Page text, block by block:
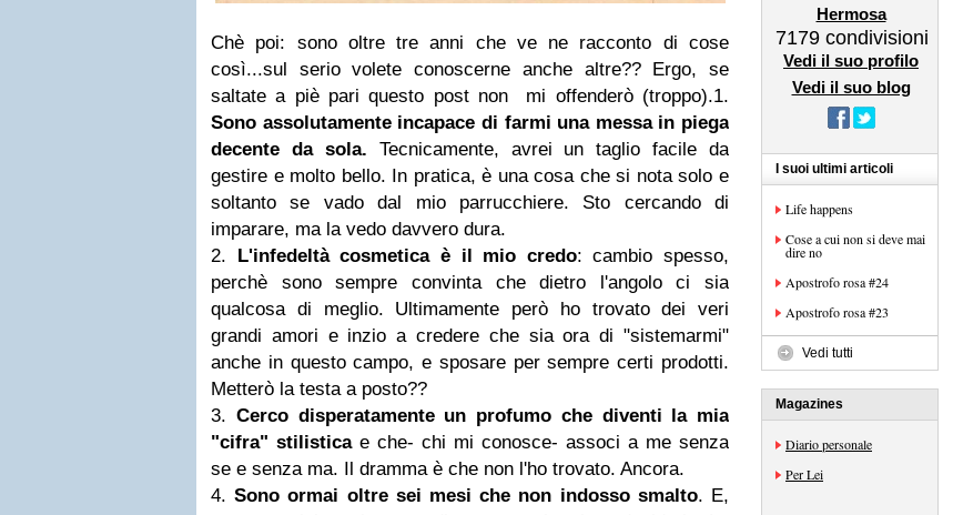
Chè poi: sono oltre tre anni che ve ne racconto di cose
così...sul serio volete conoscerne anche altre?? Ergo, se
saltate a piè pari questo post non mi offenderò (troppo).1.
Sono assolutamente incapace di farmi una messa in piega
decente da sola. Tecnicamente, avrei un taglio facile da
gestire e molto bello. In pratica, è una cosa che si nota solo e
soltanto se vado dal mio parrucchiere. Sto cercando di
imparare, ma la vedo davvero dura.
2. L'infedeltà cosmetica è il mio credo: cambio spesso,
perchè sono sempre convinta che dietro l'angolo ci sia
qualcosa di meglio. Ultimamente però ho trovato dei veri
grandi amori e inzio a credere che sia ora di "sistemarmi"
anche in questo campo, e sposare per sempre certi prodotti.
Metterò la testa a posto??
3. Cerco disperatamente un profumo che diventi la mia
"cifra" stilisticae che- chi mi conosce- associ a me senza
se e senza ma. Il dramma è che non l'ho trovato. Ancora.
4.Sono ormai oltre sei mesi che non indosso smalto. E,
Hermosa
7179 condivisioni
Vedi il suo profilo
Vedi il suo blog
I suoi ultimi articoli
Life happens
Cose a cui non si deve mai
dire no
Apostrofo rosa #24
Apostrofo rosa #23
Vedi tutti
Magazines
Diario personale
Per Lei